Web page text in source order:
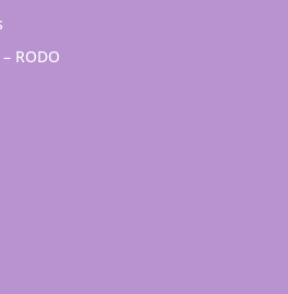
RODO